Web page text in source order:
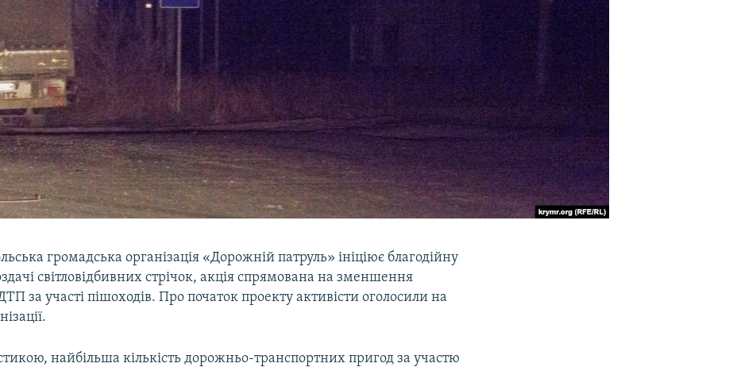
громадська організація «Дорожній патруль» ініціює благодійну
світловідбивних стрічок, акція спрямована на зменшення
за участі пішоходів. Про початок проекту активісти оголосили на
найбільша кількість дорожньо-транспортних пригод за участю